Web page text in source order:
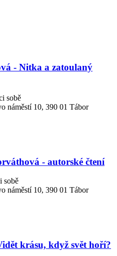
- Nitka a zatoulaný
sobě
náměstí 10, 390 01 Tábor
- autorské čtení
sobě
náměstí 10, 390 01 Tábor
krásu, když svět hoří?